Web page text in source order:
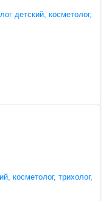
детский, косметолог,
косметолог, трихолог,